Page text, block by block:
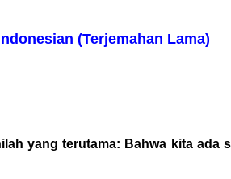
(Terjemahan Lama)
yang terutama: Bahwa kita